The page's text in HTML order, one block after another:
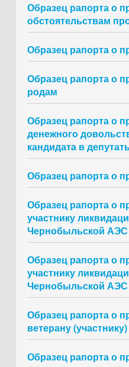
Образец рапорта о
обстоятельствам
Образец рапорта о
Образец рапорта о
родам
Образец рапорта о
денежного
кандидата в
Образец рапорта о
Образец рапорта о
участнику
Чернобыльской АЭС
Образец рапорта о
участнику
Чернобыльской АЭС
Образец рапорта о
ветерану
Образец рапорта о